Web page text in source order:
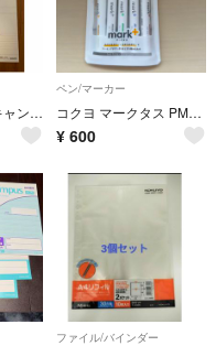
【匿名】コクヨ キャンパスノート B5 C罫 A、B 30枚
ペン/マーカー
コクヨ マークタス PM-MT100-5S2
¥ 600
ファイル/バインダー